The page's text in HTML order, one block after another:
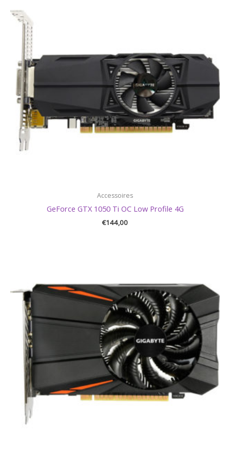
Accessoires
GeForce GTX 1050 Ti OC Low Profile 4G
€144,00